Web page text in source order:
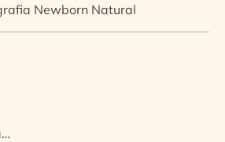
Newborn Natural